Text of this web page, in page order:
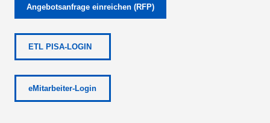
Angebotsanfrage einreichen (RFP)
ETL PISA-LOGIN
eMitarbeiter-Login